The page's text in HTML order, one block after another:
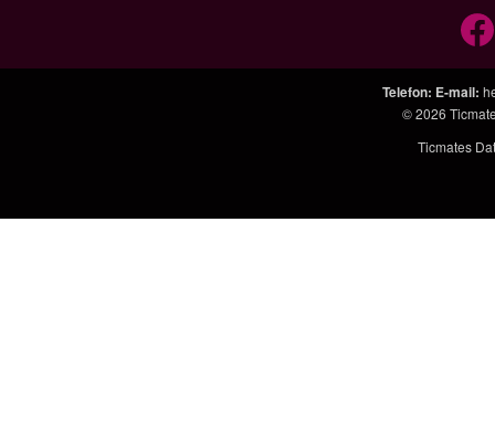
Telefon: E-mail:
© 2026
Ticmates